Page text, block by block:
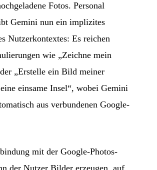
Fotos. Personal
Gemini nun ein implizites
Nutzerkontextes: Es reichen
wie „Zeichne mein
„Erstelle ein Bild meiner
einsame Insel“, wobei Gemini
aus verbundenen Google-
mit der Google-Photos-